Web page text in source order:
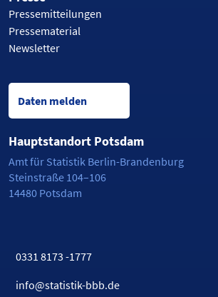
Pressemitteilungen
Pressematerial
Newsletter
Daten melden
Hauptstandort Potsdam
Amt für Statistik Berlin-Brandenburg
Steinstraße 104–106
14480 Potsdam
0331 8173 -1777
info@statistik-bbb.de